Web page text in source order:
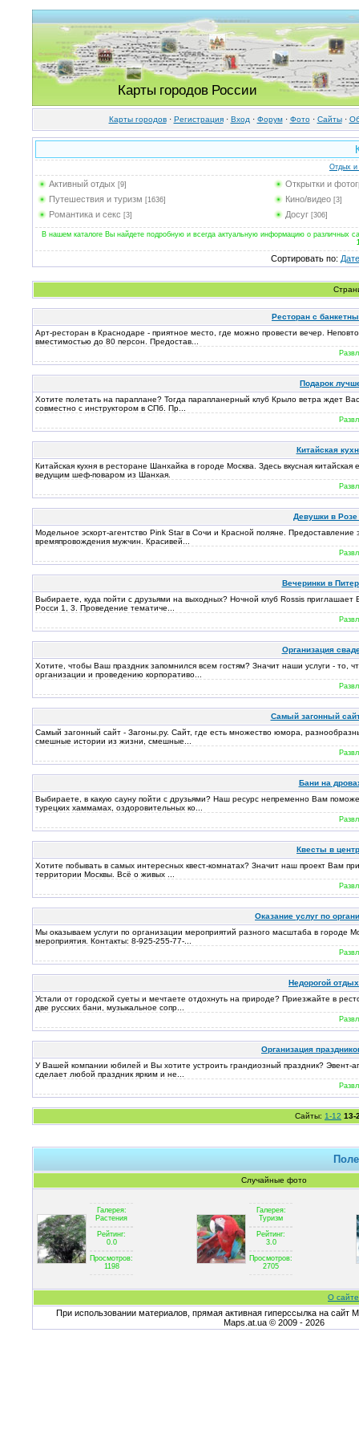
Карты городов России
Карты городов· Регистрация· Вход · Форум· Фото· Cайты·
Отдых и
Активный отдых [9]
Открытки и
Путешествия и туризм [1636] Кино/видео [3]
Романтика и секс [3] Досуг [306]
В нашем каталоге Вы найдете подробную и всегда актуальную информацию о различных
Сортировать по: Дате
Ресторан с
Арт-ресторан в Краснодаре - приятное место, где можно провести вечер.
вместимостью до 80 персон. Предостав...
Подарок
Хотите полетать на параплане? Тогда парапланерный клуб Крыло ветра ждет
совместно с инструктором в СПб. Пр...
Китайская
Китайская кухня в ресторане Шанхайка в городе Москва. Здесь вкусная
ведущим шеф-поваром из Шанхая.
Девушки в
Модельное эскорт-агентство Pink Star в Сочи и Красной поляне. Предоставление
времяпровождения мужчин. Красивей...
Вечеринки в
Выбираете, куда пойти с друзьями на выходных? Ночной клуб Rossis
Росси 1, 3. Проведение тематиче...
Организация
Хотите, чтобы Ваш праздник запомнился всем гостям? Значит наши услуги - то,
организации и проведению корпоративо...
Самый загонный
Самый загонный сайт - Загоны.ру. Сайт, где есть множество юмора,
смешные истории из жизни, смешные...
Бани на
Выбираете, в какую сауну пойти с друзьями? Наш ресурс непременно Вам
турецких хаммамах, оздоровительных ко...
Квесты в
Хотите побывать в самых интересных квест-комнатах? Значит наш проект Вам
территории Москвы. Всё о живых ...
Оказание услуг по
Мы оказываем услуги по организации мероприятий разного масштаба в городе
мероприятия. Контакты: 8-925-255-77-...
Недорогой
Устали от городской суеты и мечтаете отдохнуть на природе? Приезжайте в
две русских бани, музыкальное сопр...
Организация
У Вашей компании юбилей и Вы хотите устроить грандиозный праздник? Эвент-
сделает любой праздник ярким и не...
Сайты: 1-12 13-
Случайные фото
Галерея:
Растения
Рейтинг:
0.0
Просмотров:
1198
Галерея:
Туризм
Рейтинг:
3.0
Просмотров:
2705
О
При использовании материалов, прямая активная гиперссылка на сайт
Maps.at.ua © 2009 - 2026